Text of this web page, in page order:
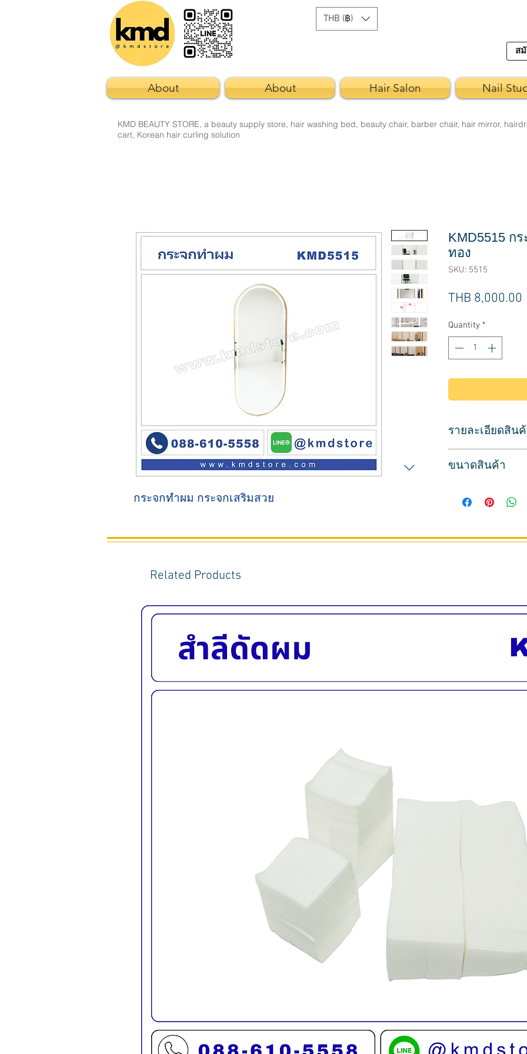
THB (฿)
ส
About About Hair Salon Nail
KMD BEAUTY STORE, a beauty supply store, hair washing bed, beauty chair, barber chair, hair mirror,
cart, Korean hair curling solution
กระจกทำผม กระจกเสริมสวย
KMD5515 ก
ทอง
SKU: 5515
THB 8,000.00
Quantity *
รายละเอียดสิน
ขอบสีทอง แบบติดผนั
ขนาดสินค้า
กว้าง 61 ซม.
ภาพโฆษณาถ่ายจาก
Related Products